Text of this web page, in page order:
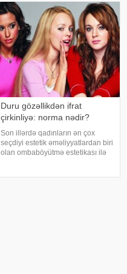
Xiyar hamar dəriyə sahib olmaq
üçün ən rahat vasitələrdən biridir
Duru gözəllikdən ifrat
çirkinliyə: norma nədir?
Son illərdə qadınların ən çox
seçdiyi estetik əməliyyatlardan biri
olan ombaböyütmə estetikası ilə